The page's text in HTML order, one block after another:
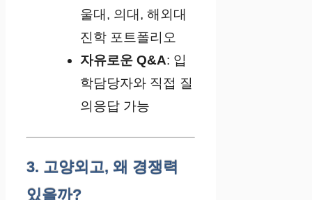
울대, 의대, 해외대
진학 포트폴리오
자유로운 Q&A: 입
학담당자와 직접 질
의응답 가능
3. 고양외고, 왜 경쟁력
있을까?